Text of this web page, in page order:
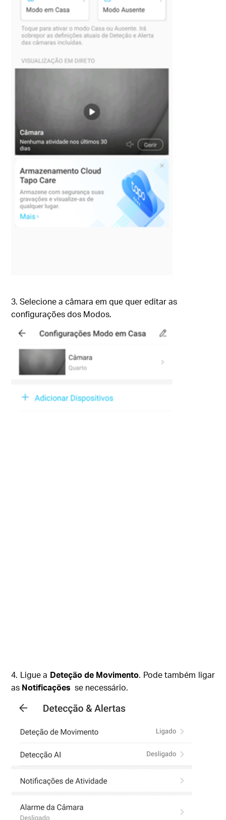
3. Selecione a câmara em que quer editar as
configurações dos Modos.
4. Ligue a Deteção de Movimento. Pode também ligar
as Notificaçõesse necessário.